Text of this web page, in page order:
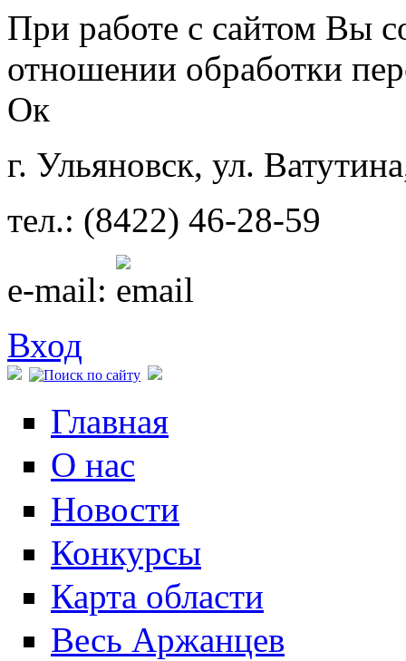
Перейти к основному содержанию
При работе с сайтом Вы
отношении обработки
Ок
г. Ульяновск, ул.
тел.: (8422) 46-28-59
e-mail:
Вход
Главная
О нас
Новости
Конкурсы
Карта области
Весь Аржанцев